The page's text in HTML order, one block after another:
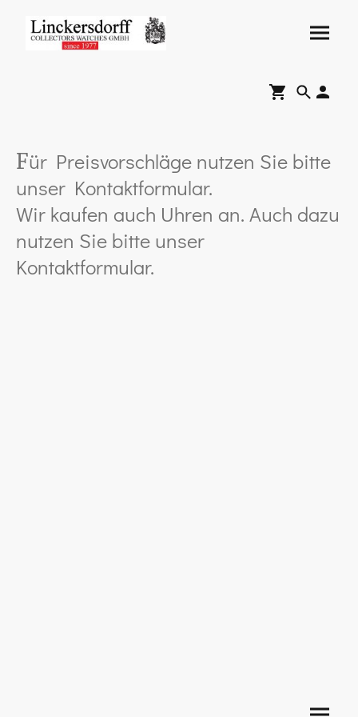
Für Preisvorschläge nutzen Sie bitte
unser Kontaktformular.
Wir kaufen auch Uhren an. Auch dazu
nutzen Sie bitte unser
Kontaktformular.